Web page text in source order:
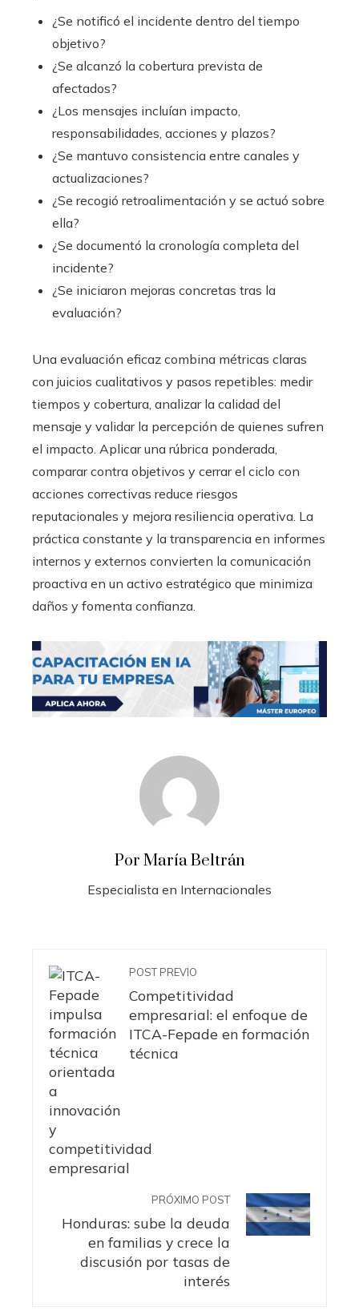
¿Se notificó el incidente dentro del tiempo
objetivo?
¿Se alcanzó la cobertura prevista de
afectados?
¿Los mensajes incluían impacto,
responsabilidades, acciones y plazos?
¿Se mantuvo consistencia entre canales y
actualizaciones?
¿Se recogió retroalimentación y se actuó sobre
ella?
¿Se documentó la cronología completa del
incidente?
¿Se iniciaron mejoras concretas tras la
evaluación?
Una evaluación eficaz combina métricas claras
con juicios cualitativos y pasos repetibles: medir
tiempos y cobertura, analizar la calidad del
mensaje y validar la percepción de quienes sufren
el impacto. Aplicar una rúbrica ponderada,
comparar contra objetivos y cerrar el ciclo con
acciones correctivas reduce riesgos
reputacionales y mejora resiliencia operativa. La
práctica constante y la transparencia en informes
internos y externos convierten la comunicación
proactiva en un activo estratégico que minimiza
daños y fomenta confianza.
Por María Beltrán
Especialista en Internacionales
POST PREVIO
Competitividad
empresarial: el enfoque de
ITCA-Fepade en formación
técnica
PRÓXIMO POST
Honduras: sube la deuda
en familias y crece la
discusión por tasas de
interés